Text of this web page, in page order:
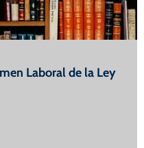
Laboral de la Ley